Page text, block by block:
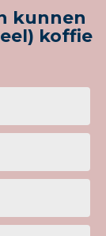
kunnen
koffie